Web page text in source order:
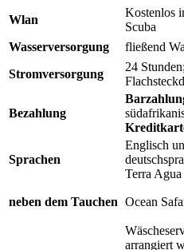
Wlan
Kostenlos
Scuba
Wasserversorgung
fließend
Stromversorgung
24
Bezahlung
Sprachen
Englisch
Terra
neben dem Tauchen Ocean
arrangiert